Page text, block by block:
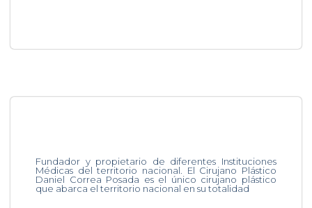
Fundador y propietario de diferentes Instituciones
Médicas del territorio nacional. El Cirujano Plástico
Daniel Correa Posada es el único cirujano plástico
que abarca el territorio nacional en su totalidad